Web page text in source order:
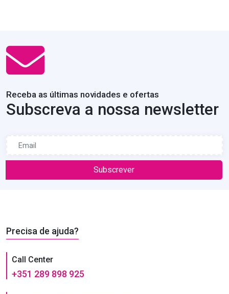
Receba as últimas novidades e ofertas
Subscreva a nossa newsletter
Subscrever
Precisa de ajuda?
Call Center
+351 289 898 925